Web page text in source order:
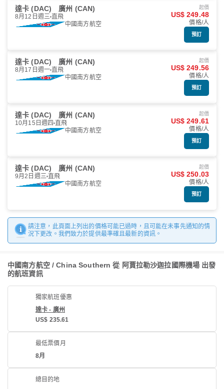
達卡 (DAC) 廣州 (CAN)
8月12日週三 直飛
中國南方航空
起價
US$ 249.48
價格/人
預訂
達卡 (DAC) 廣州 (CAN)
8月17日週一 直飛
中國南方航空
起價
US$ 249.56
價格/人
預訂
達卡 (DAC) 廣州 (CAN)
10月15日週四 直飛
中國南方航空
起價
US$ 249.61
價格/人
預訂
達卡 (DAC) 廣州 (CAN)
9月2日週三 直飛
中國南方航空
起價
US$ 250.03
價格/人
預訂
請注意，此頁面上列出的價格可能已過時，且可能在未事先通知的情
況下更改。我們致力於提供最準確且最新的資訊。
中國南方航空 / China Southern 從 阿賈拉勒沙迦拉國際機場 出發
的航班資訊
獨家航班優惠
達卡 - 廣州
US$ 235.61
最低票價月
8月
總目的地